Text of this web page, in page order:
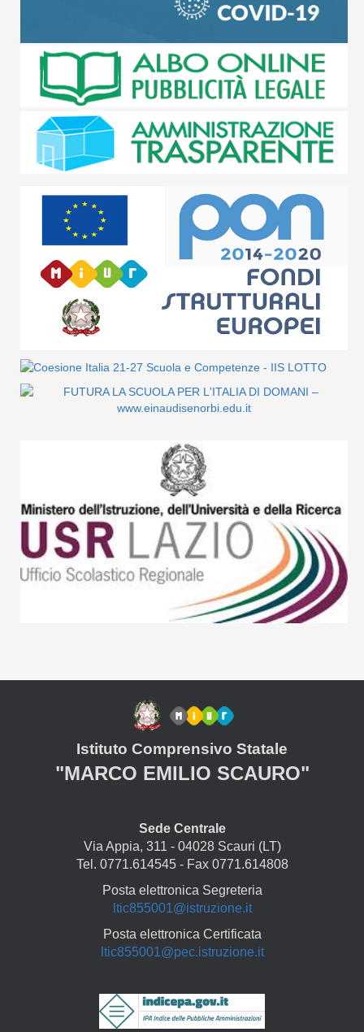
Istituto Comprensivo Statale
"MARCO EMILIO SCAURO"
Sede Centrale
Via Appia, 311 - 04028 Scauri (LT)
Tel. 0771.614545 - Fax 0771.614808
Posta elettronica Segreteria
ltic855001@istruzione.it
Posta elettronica Certificata
ltic855001@pec.istruzione.it